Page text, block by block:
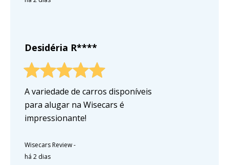
Desidéria R****
A variedade de carros disponíveis
para alugar na Wisecars é
impressionante!
Wisecars Review-
há 2 dias